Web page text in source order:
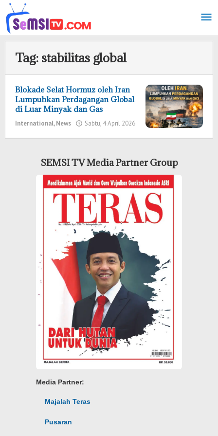
Lewati
ke
konten
Tag: stabilitas global
Blokade Selat Hormuz oleh Iran
Lumpuhkan Perdagangan Global
di Luar Minyak dan Gas
International,News Sabtu, 4 April 2026
oleh
SEMSI TV Media Partner Group
Media Partner:
Majalah Teras
Pusaran